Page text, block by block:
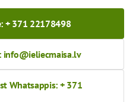
+ 371 22178498
info@ieliecmaisa.lv
Whatsappis: + 371